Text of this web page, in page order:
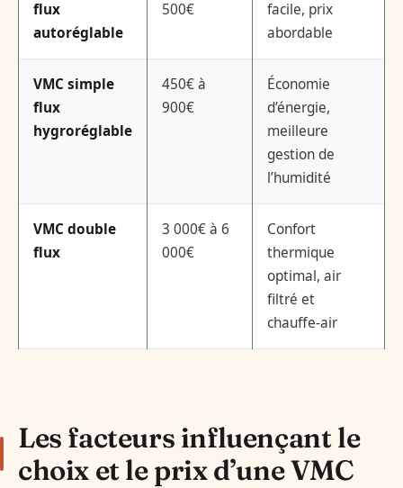
flux
autoréglable
500€
facile, prix
abordable
VMC simple
flux
hygroréglable
450€ à
900€
Économie
d’énergie,
meilleure
gestion de
l’humidité
VMC double
flux
3 000€ à 6
000€
Confort
thermique
optimal, air
filtré et
chauffe-air
Les facteurs influençant le
choix et le prix d’une VMC